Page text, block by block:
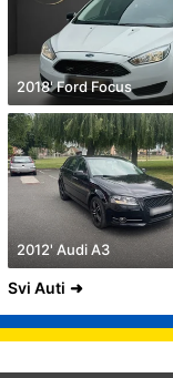
2018' Ford Focus
2012' Audi A3
Svi Auti